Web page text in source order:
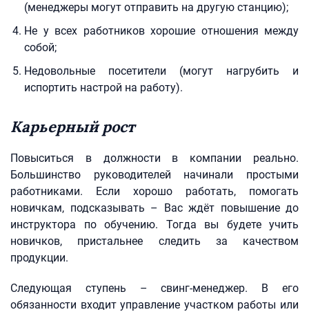
(менеджеры могут отправить на другую станцию);
Не у всех работников хорошие отношения между
собой;
Недовольные посетители (могут нагрубить и
испортить настрой на работу).
Карьерный рост
Повыситься в должности в компании реально.
Большинство руководителей начинали простыми
работниками. Если хорошо работать, помогать
новичкам, подсказывать – Вас ждёт повышение до
инструктора по обучению. Тогда вы будете учить
новичков, пристальнее следить за качеством
продукции.
Следующая ступень – свинг-менеджер. В его
обязанности входит управление участком работы или